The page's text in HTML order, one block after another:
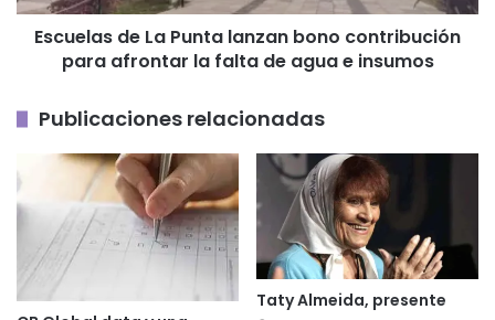
afrontar
e
insumos
Escuelas de La Punta lanzan bono contribución
para afrontar la falta de agua e insumos
Publicaciones relacionadas
Taty Almeida, presente